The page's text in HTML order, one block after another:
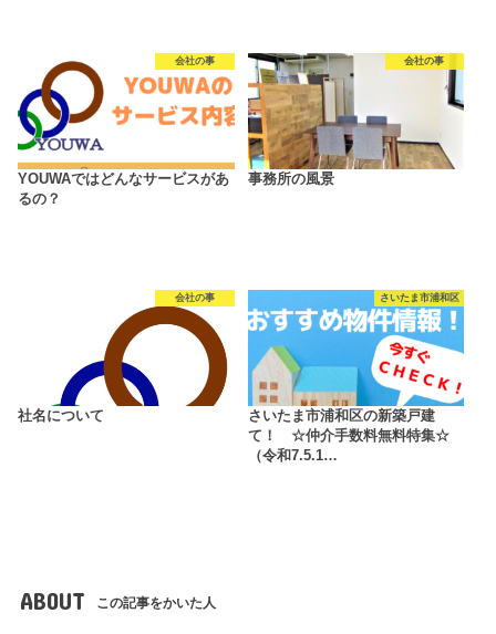
会社の事
YOUWAではどんなサービスがあ
るの？
会社の事
事務所の風景
会社の事
社名について
さいたま市浦和区
さいたま市浦和区の新築戸建
て！ ☆仲介手数料無料特集☆
（令和7.5.1…
ABOUT この記事をかいた人